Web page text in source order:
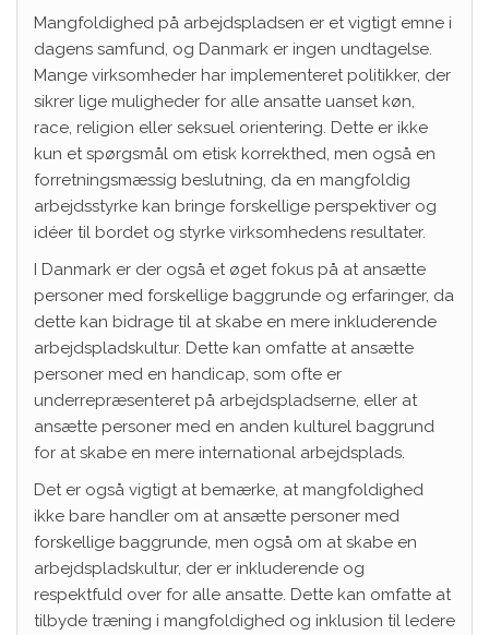
Mangfoldighed på arbejdspladsen er et vigtigt emne i
dagens samfund, og Danmark er ingen undtagelse.
Mange virksomheder har implementeret politikker, der
sikrer lige muligheder for alle ansatte uanset køn,
race, religion eller seksuel orientering. Dette er ikke
kun et spørgsmål om etisk korrekthed, men også en
forretningsmæssig beslutning, da en mangfoldig
arbejdsstyrke kan bringe forskellige perspektiver og
idéer til bordet og styrke virksomhedens resultater.
I Danmark er der også et øget fokus på at ansætte
personer med forskellige baggrunde og erfaringer, da
dette kan bidrage til at skabe en mere inkluderende
arbejdspladskultur. Dette kan omfatte at ansætte
personer med en handicap, som ofte er
underrepræsenteret på arbejdspladserne, eller at
ansætte personer med en anden kulturel baggrund
for at skabe en mere international arbejdsplads.
Det er også vigtigt at bemærke, at mangfoldighed
ikke bare handler om at ansætte personer med
forskellige baggrunde, men også om at skabe en
arbejdspladskultur, der er inkluderende og
respektfuld over for alle ansatte. Dette kan omfatte at
tilbyde træning i mangfoldighed og inklusion til ledere